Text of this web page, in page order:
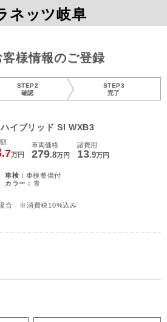
ネッツ岐阜
様情報のご登録
STEP2
確認
STEP3
完了
ハイブリッド SI WXB3
.7万円
車両価格
279.8万円
諸費用
13.9万円
車検 : 車検整備付
カラー : 青
合 ※消費税10%込み